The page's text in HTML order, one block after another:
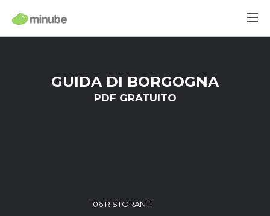
GUIDA DI BORGOGNA
PDF GRATUITO
106 RISTORANTI